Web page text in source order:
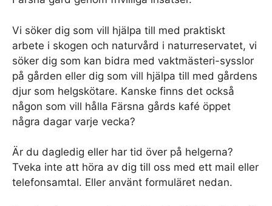
Vi söker dig som vill hjälpa till med praktiskt
arbete i skogen och naturvård i naturreservatet, vi
söker dig som kan bidra med vaktmästeri-sysslor
på gården eller dig som vill hjälpa till med gårdens
djur som helgskötare. Kanske finns det också
någon som vill hålla Färsna gårds kafé öppet
några dagar varje vecka?
Är du dagledig eller har tid över på helgerna?
Tveka inte att höra av dig till oss med ett mail eller
telefonsamtal. Eller använt formuläret nedan.